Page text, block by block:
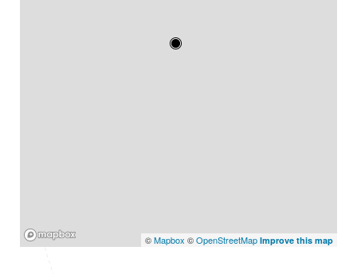
©Mapbox ©OpenStreetMap Improve this map